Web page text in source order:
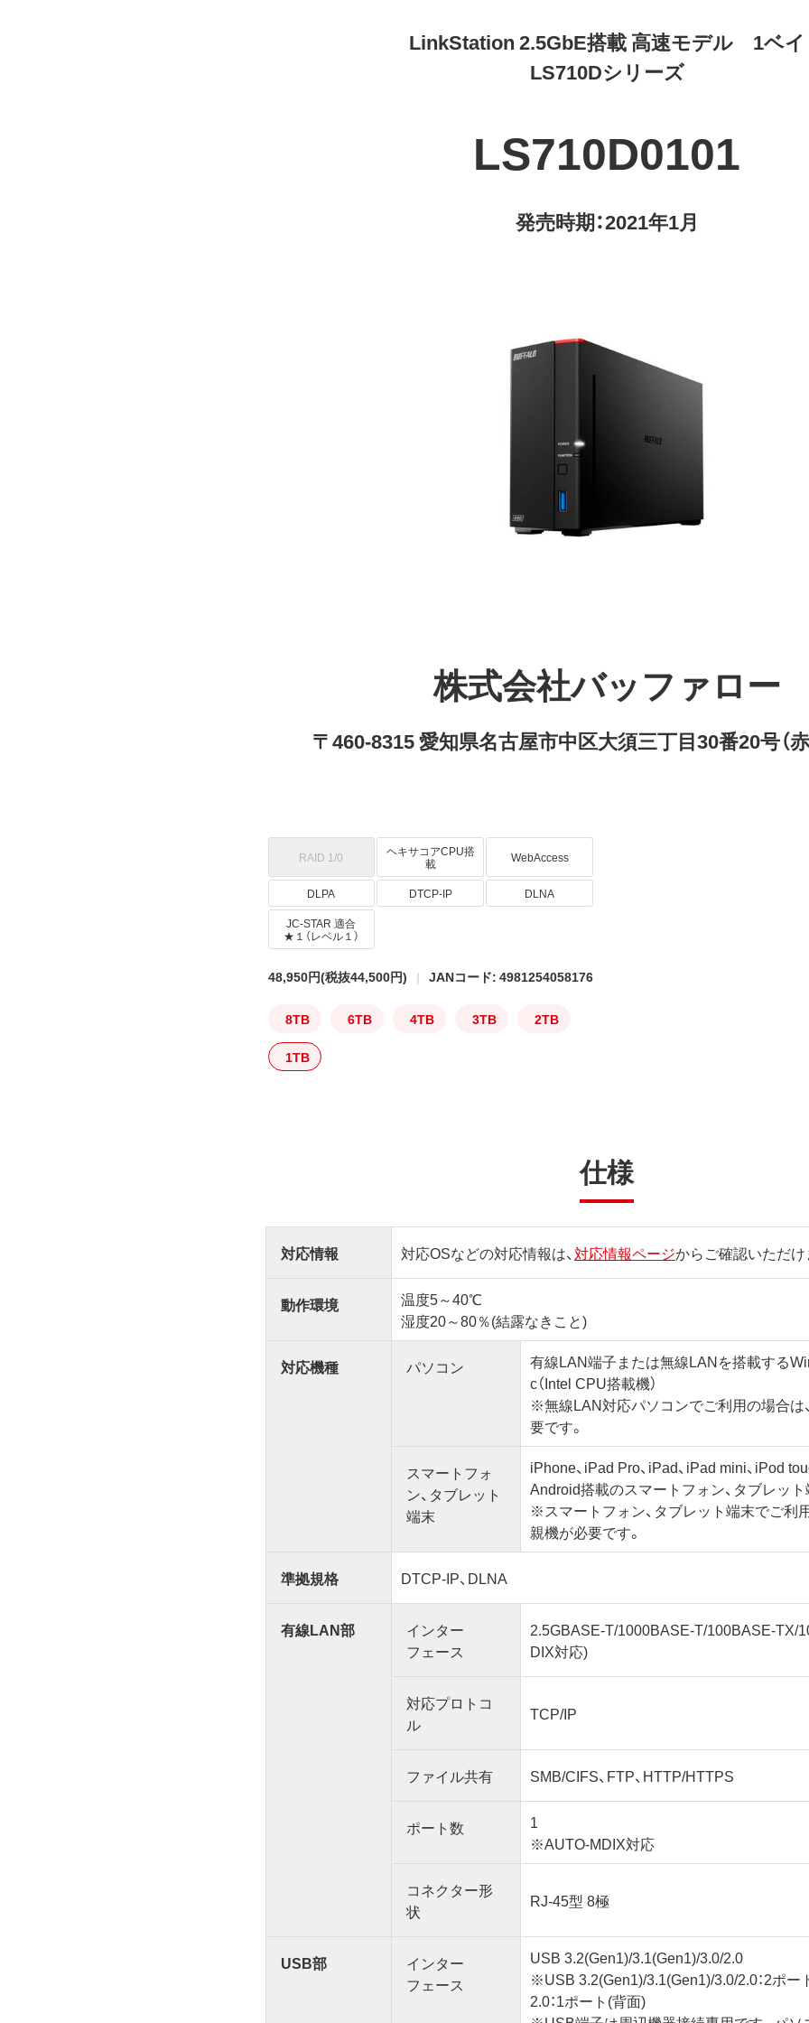
LinkStation 2.5GbE搭載 高速モデル 1ベイ
LS710Dシリーズ
LS710D0101
発売時期：2021年1月
株式会社バッファロー
〒460-8315 愛知県名古屋市中区大須三丁目30番20号（
RAID 1/0 ヘキサコアCPU搭
載 WebAccess
DLPA DTCP-IP
DLNA
JC-STAR 適合
★１（レベル１）
48,950円(税抜44,500円) JANコード: 4981254058176
8TB 6TB 4TB 3TB 2TB
1TB
仕様
対応情報 対応OSなどの対応情報は、対応情報ページからご確認いただけ
動作環境
温度5～40℃
湿度20～80％(結露なきこと)
対応機種 パソコン
有線LAN端子または無線LANを搭載する
c（Intel CPU搭載機）
※無線LAN対応パソコンでご利用の場合は
要です。
スマートフォ
ン、タブレット
端末
iPhone、iPad Pro、iPad、iPad mini、iPod
Android搭載のスマートフォン、タブレッ
※スマートフォン、タブレット端末でご利
親機が必要です。
準拠規格 DTCP-IP、DLNA
有線LAN部
インター
フェース
2.5GBASE-T/1000BASE-T/100BASE-TX/
DIX対応)
対応プロトコ
ル
TCP/IP
ファイル共有 SMB/CIFS、FTP、HTTP/HTTPS
ポート数
1
※AUTO-MDIX対応
コネクター形
状
RJ-45型 8極
USB部
インター
フェース
USB 3.2(Gen1)/3.1(Gen1)/3.0/2.0
※USB 3.2(Gen1)/3.1(Gen1)/3.0/2.0：2ポー
2.0：1ポート(背面)